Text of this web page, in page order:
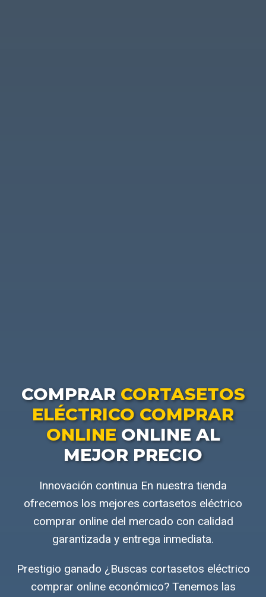
COMPRAR CORTASETOS
ELÉCTRICO COMPRAR
ONLINEONLINE AL
MEJOR PRECIO
Innovación continua En nuestra tienda
ofrecemos los mejores cortasetos eléctrico
comprar online del mercado con calidad
garantizada y entrega inmediata.
Prestigio ganado ¿Buscas cortasetos eléctrico
comprar online económico? Tenemos las